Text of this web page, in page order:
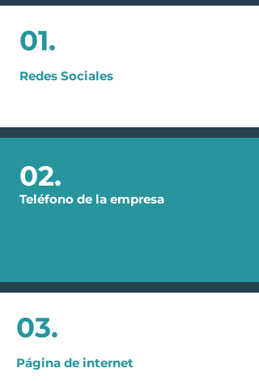
aunque mínimos, hacen que los
clientes no los tomen en serio.
01.
Redes Sociales01.
02.
Teléfono de la empresa
02.
03.
Página de internet
03.